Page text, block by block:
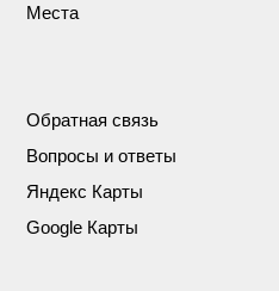
Места
Обратная связь
Вопросы и ответы
Яндекс Карты
Google Карты